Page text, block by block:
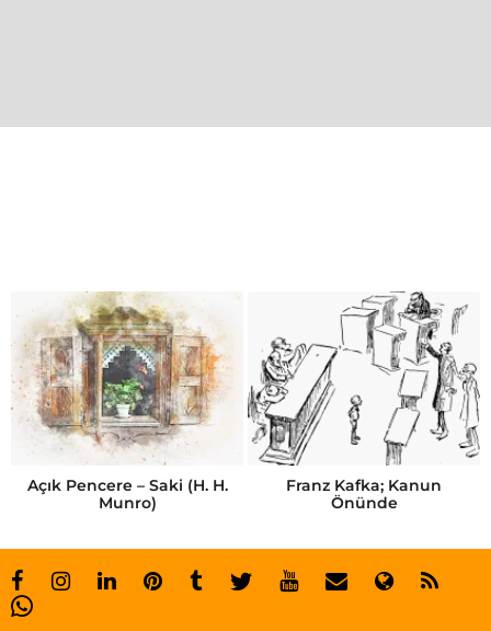
y
T
o
k
g
öAçık Pencere – Saki (H. H.
Munro)
Franz Kafka; Kanun
Önünde